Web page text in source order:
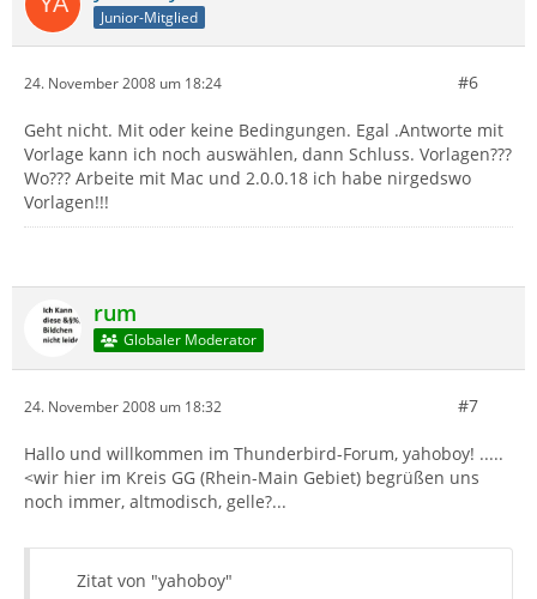
Junior-Mitglied
24. November 2008 um 18:24 #6
Geht nicht. Mit oder keine Bedingungen. Egal .Antworte mit
Vorlage kann ich noch auswählen, dann Schluss. Vorlagen???
Wo??? Arbeite mit Mac und 2.0.0.18 ich habe nirgedswo
Vorlagen!!!
rum
Globaler Moderator
24. November 2008 um 18:32 #7
Hallo und willkommen im Thunderbird-Forum, yahoboy! .....
<wir hier im Kreis GG (Rhein-Main Gebiet) begrüßen uns
noch immer, altmodisch, gelle?...
Zitat von "yahoboy"